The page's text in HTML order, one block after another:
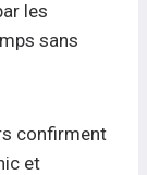
les
sans
confirment
et